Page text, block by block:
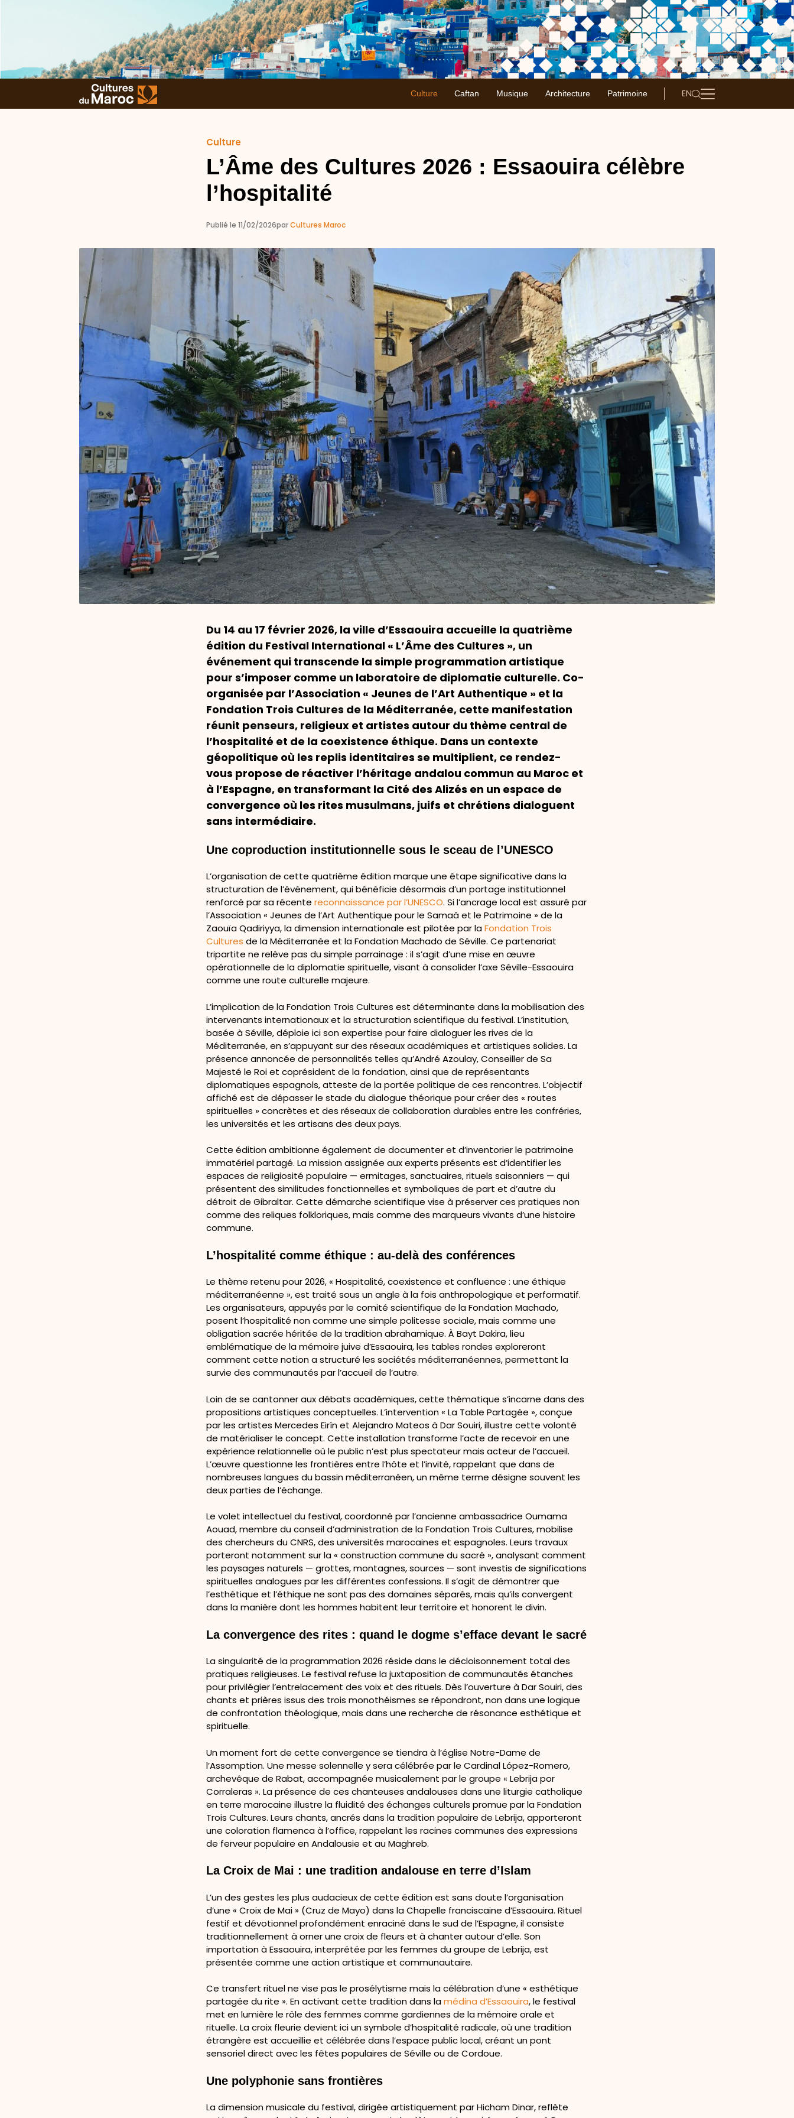
Culture Caftan Musique Architecture Patrimoine EN
Culture
L’Âme des Cultures 2026 : Essaouira célèbre
l’hospitalité
Publié le 11/02/2026parCultures Maroc
Du 14 au 17 février 2026, la ville d’Essaouira accueille la quatrième
édition du Festival International « L’Âme des Cultures », un
événement qui transcende la simple programmation artistique
pour s’imposer comme un laboratoire de diplomatie culturelle. Co-
organisée par l’Association « Jeunes de l’Art Authentique » et la
Fondation Trois Cultures de la Méditerranée, cette manifestation
réunit penseurs, religieux et artistes autour du thème central de
l’hospitalité et de la coexistence éthique. Dans un contexte
géopolitique où les replis identitaires se multiplient, ce rendez-
vous propose de réactiver l’héritage andalou commun au Maroc et
à l’Espagne, en transformant la Cité des Alizés en un espace de
convergence où les rites musulmans, juifs et chrétiens dialoguent
sans intermédiaire.
Une coproduction institutionnelle sous le sceau de l’UNESCO
L’organisation de cette quatrième édition marque une étape significative dans la
structuration de l’événement, qui bénéficie désormais d’un portage institutionnel
renforcé par sa récente reconnaissance par l’UNESCO. Si l’ancrage local est assuré par
l’Association « Jeunes de l’Art Authentique pour le Samaâ et le Patrimoine » de la
Zaouïa Qadiriyya, la dimension internationale est pilotée par laFondation Trois
Cultures de la Méditerranée et la Fondation Machado de Séville. Ce partenariat
tripartite ne relève pas du simple parrainage : il s’agit d’une mise en œuvre
opérationnelle de la diplomatie spirituelle, visant à consolider l’axe Séville-Essaouira
comme une route culturelle majeure.
L’implication de la Fondation Trois Cultures est déterminante dans la mobilisation des
intervenants internationaux et la structuration scientifique du festival. L’institution,
basée à Séville, déploie ici son expertise pour faire dialoguer les rives de la
Méditerranée, en s’appuyant sur des réseaux académiques et artistiques solides. La
présence annoncée de personnalités telles qu’André Azoulay, Conseiller de Sa
Majesté le Roi et coprésident de la fondation, ainsi que de représentants
diplomatiques espagnols, atteste de la portée politique de ces rencontres. L’objectif
affiché est de dépasser le stade du dialogue théorique pour créer des « routes
spirituelles » concrètes et des réseaux de collaboration durables entre les confréries,
les universités et les artisans des deux pays.
Cette édition ambitionne également de documenter et d’inventorier le patrimoine
immatériel partagé. La mission assignée aux experts présents est d’identifier les
espaces de religiosité populaire — ermitages, sanctuaires, rituels saisonniers — qui
présentent des similitudes fonctionnelles et symboliques de part et d’autre du
détroit de Gibraltar. Cette démarche scientifique vise à préserver ces pratiques non
comme des reliques folkloriques, mais comme des marqueurs vivants d’une histoire
commune.
L’hospitalité comme éthique : au-delà des conférences
Le thème retenu pour 2026, « Hospitalité, coexistence et confluence : une éthique
méditerranéenne », est traité sous un angle à la fois anthropologique et performatif.
Les organisateurs, appuyés par le comité scientifique de la Fondation Machado,
posent l’hospitalité non comme une simple politesse sociale, mais comme une
obligation sacrée héritée de la tradition abrahamique. À Bayt Dakira, lieu
emblématique de la mémoire juive d’Essaouira, les tables rondes exploreront
comment cette notion a structuré les sociétés méditerranéennes, permettant la
survie des communautés par l’accueil de l’autre.
Loin de se cantonner aux débats académiques, cette thématique s’incarne dans des
propositions artistiques conceptuelles. L’intervention « La Table Partagée », conçue
par les artistes Mercedes Eirín et Alejandro Mateos à Dar Souiri, illustre cette volonté
de matérialiser le concept. Cette installation transforme l’acte de recevoir en une
expérience relationnelle où le public n’est plus spectateur mais acteur de l’accueil.
L’œuvre questionne les frontières entre l’hôte et l’invité, rappelant que dans de
nombreuses langues du bassin méditerranéen, un même terme désigne souvent les
deux parties de l’échange.
Le volet intellectuel du festival, coordonné par l’ancienne ambassadrice Oumama
Aouad, membre du conseil d’administration de la Fondation Trois Cultures, mobilise
des chercheurs du CNRS, des universités marocaines et espagnoles. Leurs travaux
porteront notamment sur la « construction commune du sacré », analysant comment
les paysages naturels — grottes, montagnes, sources — sont investis de significations
spirituelles analogues par les différentes confessions. Il s’agit de démontrer que
l’esthétique et l’éthique ne sont pas des domaines séparés, mais qu’ils convergent
dans la manière dont les hommes habitent leur territoire et honorent le divin.
La convergence des rites : quand le dogme s’efface devant le sacré
La singularité de la programmation 2026 réside dans le décloisonnement total des
pratiques religieuses. Le festival refuse la juxtaposition de communautés étanches
pour privilégier l’entrelacement des voix et des rituels. Dès l’ouverture à Dar Souiri, des
chants et prières issus des trois monothéismes se répondront, non dans une logique
de confrontation théologique, mais dans une recherche de résonance esthétique et
spirituelle.
Un moment fort de cette convergence se tiendra à l’église Notre-Dame de
l’Assomption. Une messe solennelle y sera célébrée par le Cardinal López-Romero,
archevêque de Rabat, accompagnée musicalement par le groupe « Lebrija por
Corraleras ». La présence de ces chanteuses andalouses dans une liturgie catholique
en terre marocaine illustre la fluidité des échanges culturels promue par la Fondation
Trois Cultures. Leurs chants, ancrés dans la tradition populaire de Lebrija, apporteront
une coloration flamenca à l’office, rappelant les racines communes des expressions
de ferveur populaire en Andalousie et au Maghreb.
La Croix de Mai : une tradition andalouse en terre d’Islam
L’un des gestes les plus audacieux de cette édition est sans doute l’organisation
d’une « Croix de Mai » (Cruz de Mayo) dans la Chapelle franciscaine d’Essaouira. Rituel
festif et dévotionnel profondément enraciné dans le sud de l’Espagne, il consiste
traditionnellement à orner une croix de fleurs et à chanter autour d’elle. Son
importation à Essaouira, interprétée par les femmes du groupe de Lebrija, est
présentée comme une action artistique et communautaire.
Ce transfert rituel ne vise pas le prosélytisme mais la célébration d’une « esthétique
partagée du rite ». En activant cette tradition dans lamédina d’Essaouira, le festival
met en lumière le rôle des femmes comme gardiennes de la mémoire orale et
rituelle. La croix fleurie devient ici un symbole d’hospitalité radicale, où une tradition
étrangère est accueillie et célébrée dans l’espace public local, créant un pont
sensoriel direct avec les fêtes populaires de Séville ou de Cordoue.
Une polyphonie sans frontières
La dimension musicale du festival, dirigée artistiquement par Hicham Dinar, reflète